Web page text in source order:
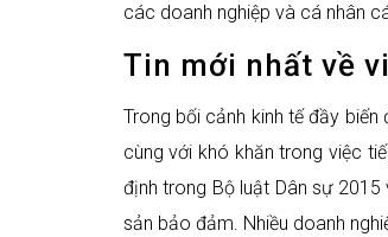
các doanh nghiệp và cá nhân
Tin mới nhất về
Trong bối cảnh kinh tế đầy
cùng với khó khăn trong việc
định trong Bộ luật Dân sự
sản bảo đảm. Nhiều doanh